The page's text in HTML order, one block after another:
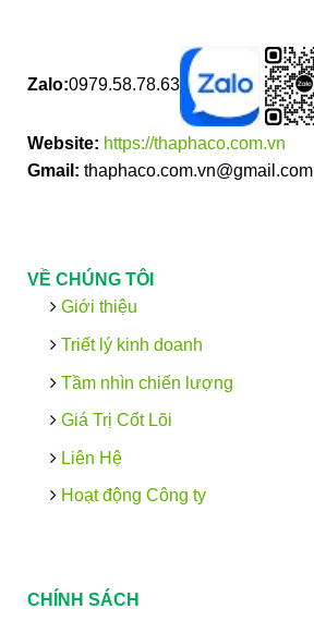
Zalo:0979.58.78.63
Website: https://thaphaco.com.vn
Gmail: thaphaco.com.vn@gmail.com
VỀ CHÚNG TÔI
Giới thiệu
Triết lý kinh doanh
Tầm nhìn chiến lượng
Giá Trị Cốt Lõi
Liên Hệ
Hoạt động Công ty
CHÍNH SÁCH